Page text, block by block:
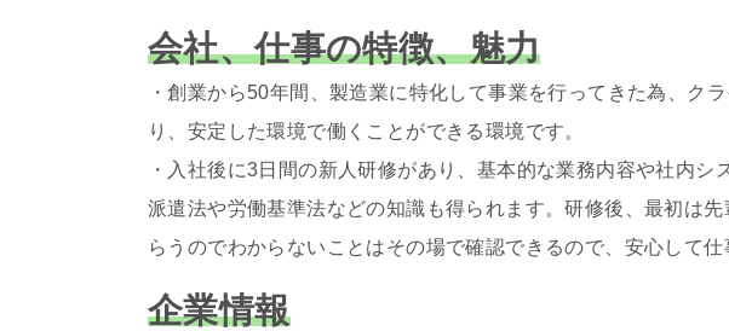
会社、仕事の特徴、魅力
・創業から50年間、製造業に特化して事業を行ってきた為、ク
り、安定した環境で働くことができる環境です。
・入社後に3日間の新人研修があり、基本的な業務内容や社内シ
派遣法や労働基準法などの知識も得られます。研修後、最初は
らうのでわからないことはその場で確認できるので、安心して
企業情報